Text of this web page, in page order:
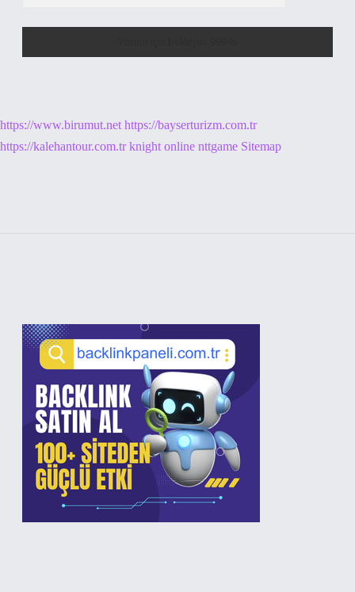
https://www.birumut.net https://bayserturizm.com.tr
https://kalehantour.com.tr knight online nttgame Sitemap